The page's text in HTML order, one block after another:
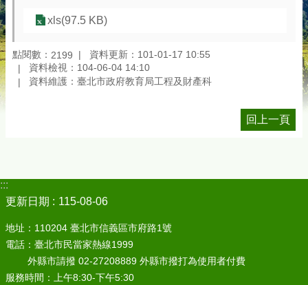
xls(97.5 KB)
點閱數： 2199
資料更新：101-01-17 10:55
資料檢視：104-06-04 14:10
資料維護：臺北市政府教育局工程及財產科
回上一頁
:::
更新日期
115-08-06
地址：110204 臺北市信義區市府路1號
電話：臺北市民當家熱線1999
外縣市請撥 02-27208889 外縣市撥打為使用者付費
服務時間：上午8:30-下午5:30